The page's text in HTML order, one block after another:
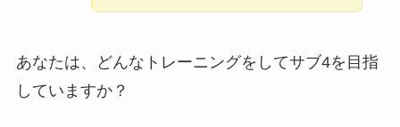
あなたは、どんなトレーニングをしてサブ4を目指
していますか？